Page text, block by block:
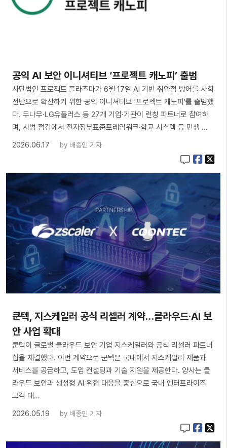
공익 AI 보안 이니셔티브 ‘프로젝트 캐노피’ 출범
사단법인 프로젝트 플라즈마가 6월 17일 AI 기반 취약점 방어를 사회
전반으로 확산하기 위한 공익 이니셔티브 '프로젝트 캐노피'를 출범했
다. 두나무·LG유플러스 등 27개 기업·기관이 런칭 파트너로 참여하
며, 시범 점검에서 전자정부표준프레임워크·학교 시스템 등 민생 …
2026.06.17
by 배종인 기자
쿤텍, 지스케일러 공식 리셀러 계약…클라우드·AI 보
안 사업 확대
쿤텍이 글로벌 클라우드 보안 기업 지스케일러와 공식 리셀러 파트너
십을 체결했다. 이번 계약으로 쿤텍은 국내에서 지스케일러 제품과
서비스를 공급하고, 도입 컨설팅과 기술 지원을 제공한다. 양사는 클
라우드 보안과 생성형 AI 위협 대응을 중심으로 국내 엔터프라이즈
고객 대…
2026.05.19
by 배종인 기자